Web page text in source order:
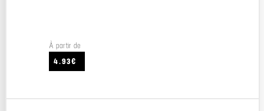
À partir de
4.93€